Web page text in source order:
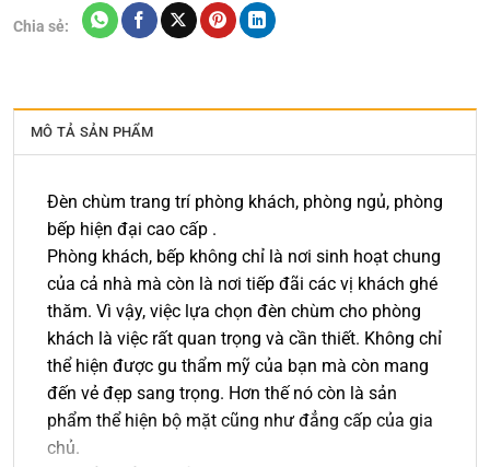
Chia sẻ:
MÔ TẢ SẢN PHẨM
Đèn chùm trang trí phòng khách, phòng ngủ, phòng
bếp hiện đại cao cấp .
Phòng khách, bếp không chỉ là nơi sinh hoạt chung
của cả nhà mà còn là nơi tiếp đãi các vị khách ghé
thăm. Vì vậy, việc lựa chọn đèn chùm cho phòng
khách là việc rất quan trọng và cần thiết. Không chỉ
thể hiện được gu thẩm mỹ của bạn mà còn mang
đến vẻ đẹp sang trọng. Hơn thế nó còn là sản
phẩm thể hiện bộ mặt cũng như đẳng cấp của gia
chủ.